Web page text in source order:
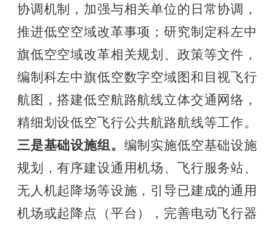
协调机制，加强与相关单位的日常协调，
推进低空空域改革事项；研究制定科左中
旗低空空域改革相关规划、政策等文件，
编制科左中旗低空数字空域图和目视飞行
航图，搭建低空航路航线立体交通网络，
精细划设低空飞行公共航路航线等工作。
三是基础设施组。 编制实施低空基础设施
规划，有序建设通用机场、飞行服务站、
无人机起降场等设施，引导已建成的通用
机场或起降点（平台），完善电动飞行器